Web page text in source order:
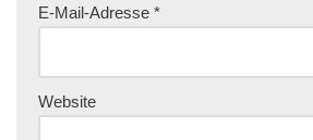
E-Mail-Adresse *
Website